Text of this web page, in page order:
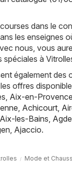
dans le
les enseignes
nous, vous
à
également des
offres
, Aix-en-Provence
, Achicourt,
Aix-les-Bains, Agde
, Ajaccio.
Mode et